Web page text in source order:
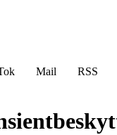
Mail
RSS